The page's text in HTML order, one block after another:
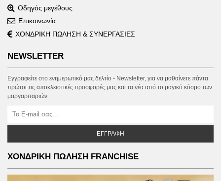
Οδηγός μεγέθους
Επικοινωνία
ΧΟΝΔΡΙΚΗ ΠΩΛΗΣΗ & ΣΥΝΕΡΓΑΣΙΕΣ
NEWSLETTER
Εγγραφείτε στο ενημερωτικό μας δελτίο - Newsletter, για να μαθαίνετε πάντα
πρώτοι τις αποκλειστικές προσφορές μας και τα νέα από το μαγικό κόσμο των
μαργαριταριών.
ΕΓΓΡΑΦΉ
ΧΟΝΔΡΙΚΗ ΠΩΛΗΣΗ FRANCHISE